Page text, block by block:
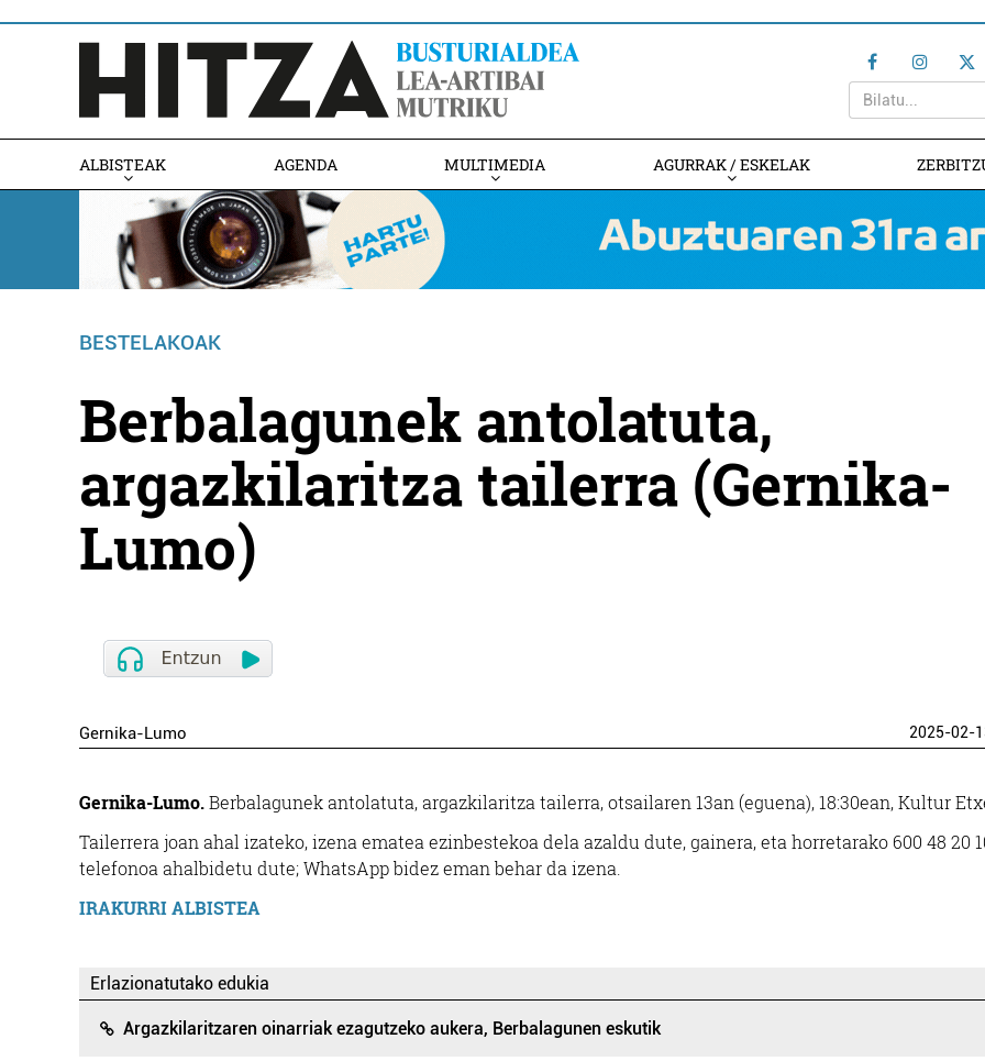
ALBISTEAK AGENDA MULTIMEDIA AGURRAK / ESKELAK
BESTELAKOAK
Berbalagunek antolatuta,
argazkilaritza tailerra (Gernika-
Lumo)
Gernika-Lumo 2025-02-
Gernika-Lumo.Berbalagunek antolatuta, argazkilaritza tailerra, otsailaren 13an (eguena), 18:30ean, Kultur
Tailerrera joan ahal izateko, izena ematea ezinbestekoa dela azaldu dute, gainera, eta horretarako 600 48 20
telefonoa ahalbidetu dute; WhatsApp bidez eman behar da izena.
IRAKURRI ALBISTEA
Erlazionatutako edukia
Argazkilaritzaren oinarriak ezagutzeko aukera, Berbalagunen eskutik